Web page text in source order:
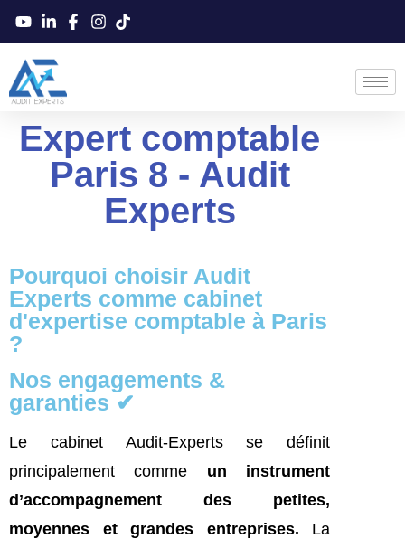
Expert comptable
Paris 8 - Audit
Experts
Pourquoi choisir Audit
Experts comme cabinet
d'expertise comptable à Paris
?
Nos engagements &
garanties ✔
Le cabinet Audit-Experts se définit
principalement comme
un instrument
d’accompagnement des petites,
moyennes et grandes entreprises.
La